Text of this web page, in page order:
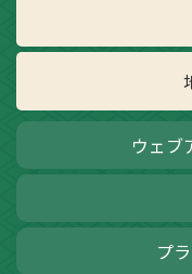
ウェブ
プ